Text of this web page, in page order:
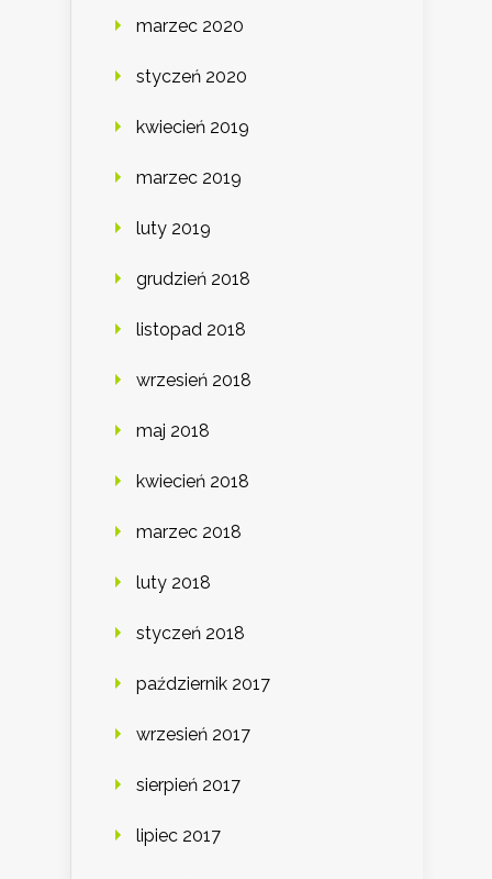
marzec 2020
styczeń 2020
kwiecień 2019
marzec 2019
luty 2019
grudzień 2018
listopad 2018
wrzesień 2018
maj 2018
kwiecień 2018
marzec 2018
luty 2018
styczeń 2018
październik 2017
wrzesień 2017
sierpień 2017
lipiec 2017